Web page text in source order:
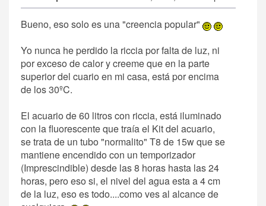
Bueno, eso solo es una "creencia popular"
Yo nunca he perdido la riccia por falta de luz, ni
por exceso de calor y creeme que en la parte
superior del cuario en mi casa, está por encima
de los 30ºC.
El acuario de 60 litros con riccia, está iluminado
con la fluorescente que traía el Kit del acuario,
se trata de un tubo "normalito" T8 de 15w que se
mantiene encendido con un temporizador
(Imprescindible) desde las 8 horas hasta las 24
horas, pero eso si, el nivel del agua esta a 4 cm
de la luz, eso es todo....como ves al alcance de